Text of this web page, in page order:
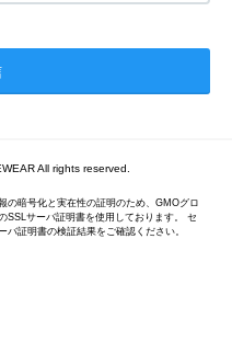
All rights reserved.
の暗号化と実在性の証明のため、GMOグロ
SSLサーバ証明書を使用しております。 セ
バ証明書の検証結果をご確認ください。